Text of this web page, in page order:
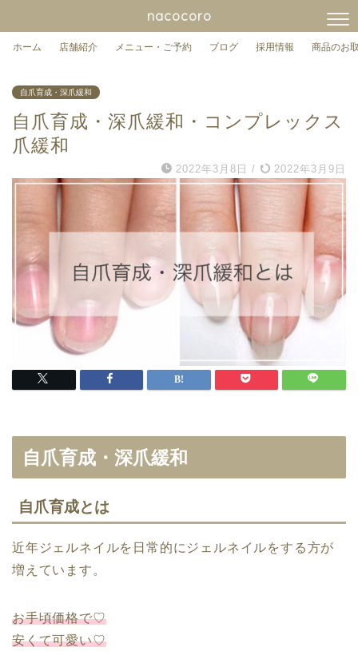
nacocoro
ホーム 店舗紹介 メニュー・ご予約 ブログ 採用情報 商品のお
自爪育成・深爪緩和
自爪育成・深爪緩和・コンプレックス
爪緩和
2022年3月8日 / 2022年3月9日
自爪育成・深爪緩和
自爪育成とは
近年ジェルネイルを日常的にジェルネイルをする方が
増えています。
お手頃価格で♡
安くて可愛い♡